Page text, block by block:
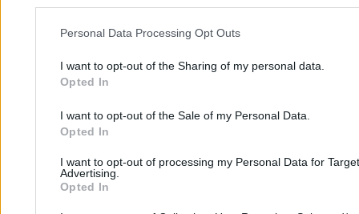
Personal Data Processing Opt Outs
I want to opt-out of the Sharing of my personal data.
Opted In
I want to opt-out of the Sale of my Personal Data.
Opted In
I want to opt-out of processing my Personal Data for
Advertising.
Opted In
Warszawa wprowadza nocny zakaz sprzedaży
12.03.2026
Najpopularniejsze